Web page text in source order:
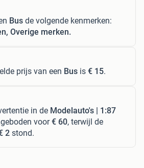
Bus de volgende kenmerken:
Overige merken.
prijs van een Bus is € 15.
in de Modelauto's | 1:87
voor€ 60, terwijl de
2 stond.